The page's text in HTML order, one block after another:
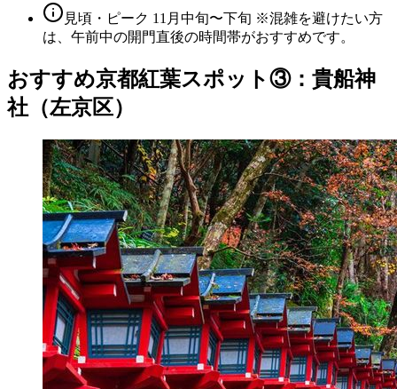
見頃・ピーク 11月中旬〜下旬 ※混雑を避けたい方
は、午前中の開門直後の時間帯がおすすめです。
おすすめ京都紅葉スポット③：貴船神
社（左京区）